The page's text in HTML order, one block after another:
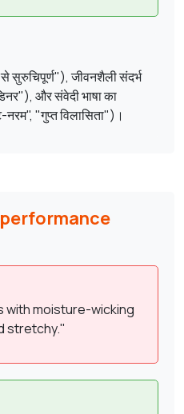
से सुरुचिपूर्ण"), जीवनशैली संदर्भ
और संवेदी भाषा का
"गुप्त विलासिता")।
performance
with moisture-wicking
stretchy."